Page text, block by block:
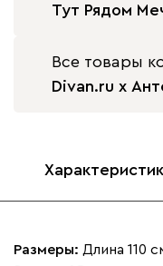
Тут Рядом
Все товары
Divan.ru x
Размеры: Длина 110